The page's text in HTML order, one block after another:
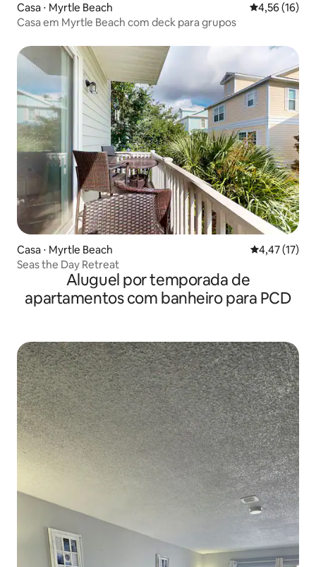
Casa ⋅ Myrtle Beach 4,56 de uma
4,56 (16)
Casa em Myrtle Beach com deck para grupos
Casa ⋅ Myrtle Beach 4,47 de uma
4,47 (17)
Seas the Day Retreat
Aluguel por temporada de
apartamentos com banheiro para PCD